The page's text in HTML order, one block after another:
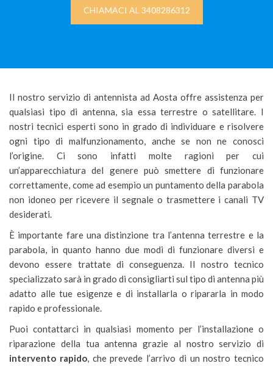
CHIAMACI AL 3408286312
Il nostro servizio di antennista ad Aosta offre assistenza per
qualsiasi tipo di antenna, sia essa terrestre o satellitare. I
nostri tecnici esperti sono in grado di individuare e risolvere
ogni tipo di malfunzionamento, anche se non ne conosci
l’origine. Ci sono infatti molte ragioni per cui
un’apparecchiatura del genere può smettere di funzionare
correttamente, come ad esempio un puntamento della parabola
non idoneo per ricevere il segnale o trasmettere i canali TV
desiderati.
È importante fare una distinzione tra l’antenna terrestre e la
parabola, in quanto hanno due modi di funzionare diversi e
devono essere trattate di conseguenza. Il nostro tecnico
specializzato sarà in grado di consigliarti sul tipo di antenna più
adatto alle tue esigenze e di installarla o ripararla in modo
rapido e professionale.
Puoi contattarci in qualsiasi momento per l’installazione o
riparazione della tua antenna grazie al nostro servizio di
intervento rapido, che prevede l’arrivo di un nostro tecnico